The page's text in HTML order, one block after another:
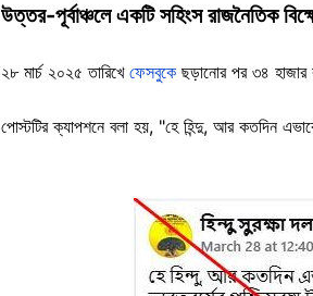
উত্তর-পূর্বাঞ্চলে একটি সহিংস রাজনৈতিক
২৮ মার্চ ২০২৫ তারিখে ফেসবুকে ছড়ানোর পর ৩৪
পোস্টটির ক্যাপশনে বলা হয়, "হে হিন্দু, আর কতদিন